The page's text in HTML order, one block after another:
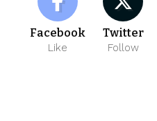
Facebook
Like
Twitter
Follow